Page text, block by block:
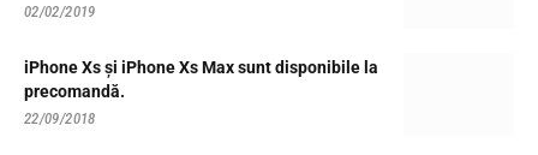
02/02/2019
iPhone Xs și iPhone Xs Max sunt disponibile la
precomandă.
22/09/2018